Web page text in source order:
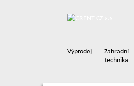
Výprodej
Zahradní
technika